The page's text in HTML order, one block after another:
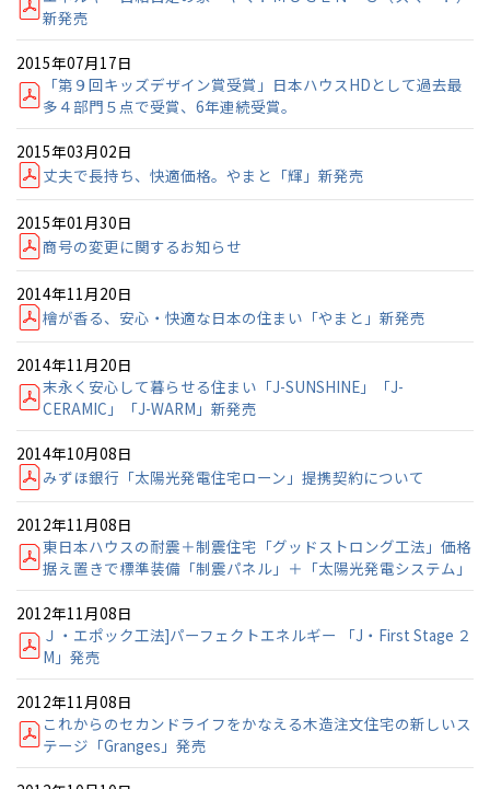
新発売
2015年07月17日
「第９回キッズデザイン賞受賞」日本ハウスHDとして過去最
多４部門５点で受賞、6年連続受賞。
2015年03月02日
丈夫で長持ち、快適価格。やまと「輝」新発売
2015年01月30日
商号の変更に関するお知らせ
2014年11月20日
檜が香る、安心・快適な日本の住まい「やまと」新発売
2014年11月20日
末永く安心して暮らせる住まい「J-SUNSHINE」「J-
CERAMIC」「J-WARM」新発売
2014年10月08日
みずほ銀行「太陽光発電住宅ローン」提携契約について
2012年11月08日
東日本ハウスの耐震＋制震住宅「グッドストロング工法」価格
据え置きで標準装備「制震パネル」＋「太陽光発電システム」
2012年11月08日
Ｊ・エポック工法]パーフェクトエネルギー 「J・First Stage ２
M」発売
2012年11月08日
これからのセカンドライフをかなえる木造注文住宅の新しいス
テージ「Granges」発売